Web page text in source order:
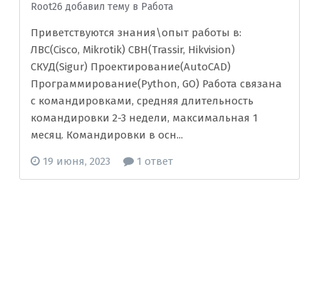
Root26 добавил тему в Рaбoта
Приветствуются знания\опыт работы в:
ЛВС(Cisco, Mikrotik) СВН(Trassir, Hikvision)
СКУД(Sigur) Проектирование(AutoCAD)
Программирование(Python, GO) Работа связана
с командировками, средняя длительность
командировки 2-3 недели, максимальная 1
месяц. Командировки в осн...
19 июня, 2023 1 ответ